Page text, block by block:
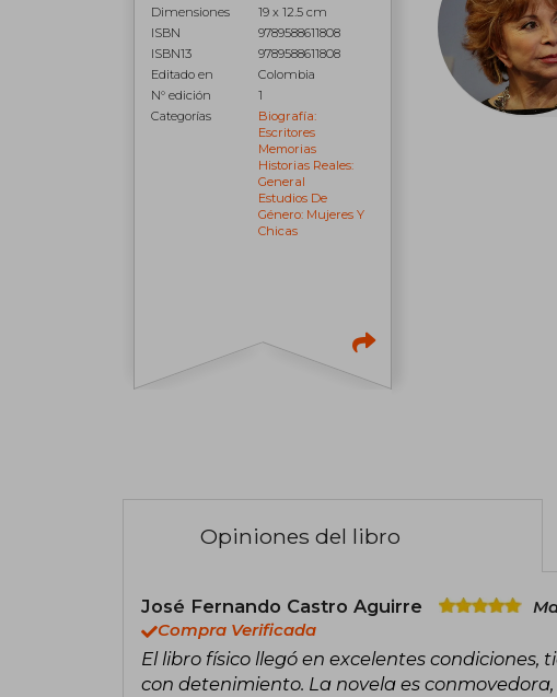
Dimensiones
19 x 12.5 cm
ISBN
9789588611808
ISBN13
9789588611808
Editado en
Colombia
N° edición
1
Categorías
Biografía:
Escritores
Memorias
Historias Reales:
General
Estudios De
Género: Mujeres Y
Chicas
Opiniones del libro
José Fernando Castro Aguirre
Compra Verificada
El libro físico llegó en excelentes
con detenimiento. La novela es